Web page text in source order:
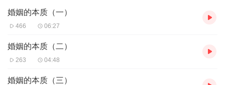
婚姻的本质（一）
466 06:27
婚姻的本质（二）
263 04:48
婚姻的本质（三）